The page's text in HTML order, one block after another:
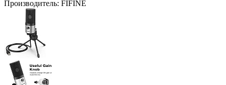
Производитель: FIFINE